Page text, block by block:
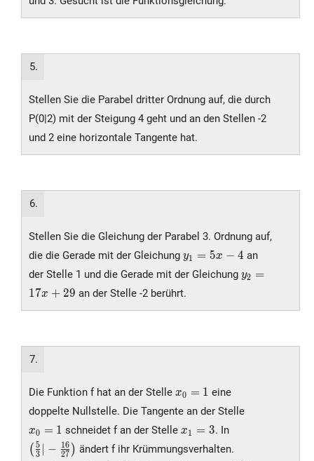
5.
Stellen Sie die Parabel dritter Ordnung auf, die durch
P(0|2) mit der Steigung 4 geht und an den Stellen -2
und 2 eine horizontale Tangente hat.
6.
Stellen Sie die Gleichung der Parabel 3. Ordnung auf,
die die Gerade mit der Gleichung y_1
- 4
y1 = 5x − 4 an
der Stelle 1 und die Gerade mit der Gleichung y_2
y2 =
17x + 29 an der Stelle -2 berührt.
7.
Die Funktion f hat an der Stelle x_0
= 1
x0 = 1 eine
doppelte Nullstelle. Die Tangente an der Stelle
x0 = 1 schneidet f an der Stellex_1
x1 = 3. In\left(
( 3
5 − 27
16 ) ändert f ihr Krümmungsverhalten.